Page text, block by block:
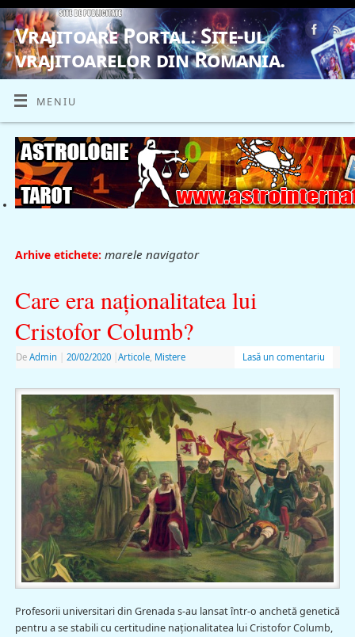
Vrajitoare Portal. Site-ul
vrajitoarelor din Romania.
VRAJITOARE, VRAJITOARELE, VRAJITOARE
MENIU
Arhive etichete: marele navigator
Care era naţionalitatea lui
Cristofor Columb?
De Admin 20/02/2020 Articole, Mistere Lasă un comentariu
Profesorii universitari din Grenada s-au lansat într-o anchetă genetică
pentru a se stabili cu certitudine naţionalitatea lui Cristofor Columb,